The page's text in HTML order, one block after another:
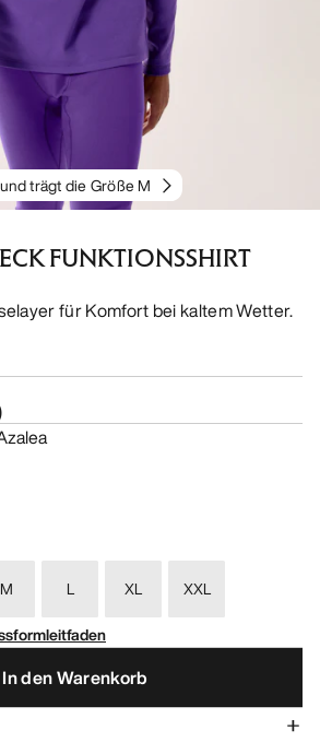
trägt die Größe M
FUNKTIONSSHIRT
für Komfort bei kaltem Wetter.
M L XL
XXL
In den Warenkorb